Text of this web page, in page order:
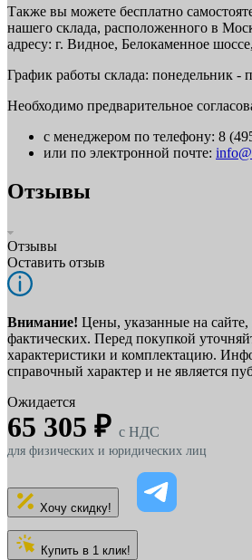
Также вы можете бесплатно
нашего склада, расположенного в
адресу: г. Видное, Белокаменное
График работы склада: понедельник -
Необходимо предварительное
с менеджером по телефону: 8
или по электронной почте:
Отзывы
Отзывы
Оставить отзыв
Внимание! Цены, указанные на сайте,
фактических. Перед покупкой
характеристики и комплектацию.
справочный характер и не является
Ожидается
65 305 ₽ c НДС
для физических и юридических лиц
Хочу скидку!
Купить в 1 клик!